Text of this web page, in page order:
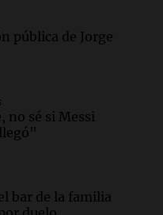
pública de Jorge
no sé si Messi
bar de la familia